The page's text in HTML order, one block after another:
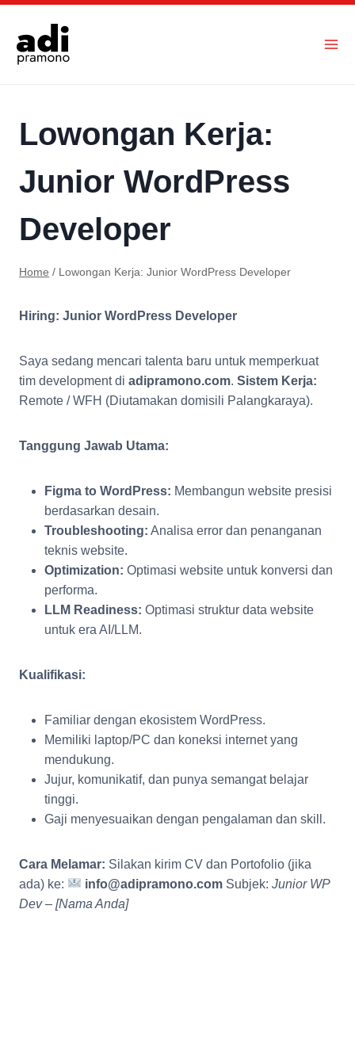
Skip
content
Lowongan Kerja:
Junior WordPress
Developer
Home / Lowongan Kerja: Junior WordPress Developer
Hiring: Junior WordPress Developer
Saya sedang mencari talenta baru untuk memperkuat
tim development di adipramono.com. Sistem Kerja:
Remote / WFH (Diutamakan domisili Palangkaraya).
Tanggung Jawab Utama:
Figma to WordPress: Membangun website presisi
berdasarkan desain.
Troubleshooting: Analisa error dan penanganan
teknis website.
Optimization: Optimasi website untuk konversi dan
performa.
LLM Readiness: Optimasi struktur data website
untuk era AI/LLM.
Kualifikasi:
Familiar dengan ekosistem WordPress.
Memiliki laptop/PC dan koneksi internet yang
mendukung.
Jujur, komunikatif, dan punya semangat belajar
tinggi.
Gaji menyesuaikan dengan pengalaman dan skill.
Cara Melamar: Silakan kirim CV dan Portofolio (jika
ada) ke:
info@adipramono.com Subjek:Junior WP
Dev – [Nama Anda]